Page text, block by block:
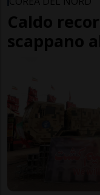
Caldo
scappano